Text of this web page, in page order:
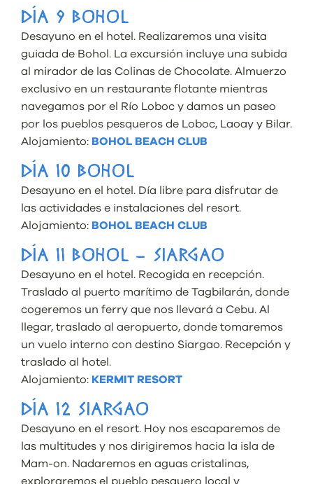
DÍA 9 BOHOL
Desayuno en el hotel. Realizaremos una visita
guiada de Bohol. La excursión incluye una subida
al mirador de las Colinas de Chocolate. Almuerzo
exclusivo en un restaurante flotante mientras
navegamos por el Río Loboc y damos un paseo
por los pueblos pesqueros de Loboc, Laoay y Bilar.
Alojamiento: BOHOL BEACH CLUB
DÍA 10 BOHOL
Desayuno en el hotel. Día libre para disfrutar de
las actividades e instalaciones del resort.
Alojamiento: BOHOL BEACH CLUB
DÍA 11 BOHOL – SIARGAO
Desayuno en el hotel. Recogida en recepción.
Traslado al puerto marítimo de Tagbilarán, donde
cogeremos un ferry que nos llevará a Cebu. Al
llegar, traslado al aeropuerto, donde tomaremos
un vuelo interno con destino Siargao. Recepción y
traslado al hotel.
Alojamiento: KERMIT RESORT
DÍA 12 SIARGAO
Desayuno en el resort. Hoy nos escaparemos de
las multitudes y nos dirigiremos hacia la isla de
Mam-on. Nadaremos en aguas cristalinas,
exploraremos el pueblo pesquero local y